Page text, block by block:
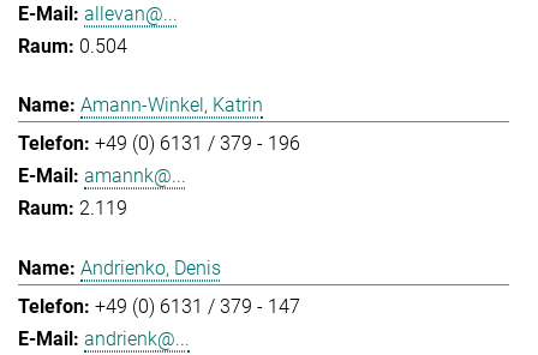
allevan@...
0.504
Amann-Winkel, Katrin
+49 (0) 6131 / 379 - 196
amannk@...
2.119
Andrienko, Denis
+49 (0) 6131 / 379 - 147
andrienk@...